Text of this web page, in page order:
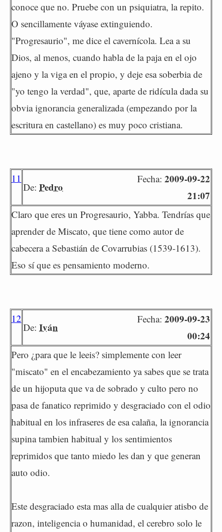
conoce que no. Pruebe con un psiquiatra, la repito.
O sencillamente váyase extinguiendo.
"Progresaurio", me dice el cavernícola. Lea a su
Dios, al menos, cuando habla de la paja en el ojo
ajeno y la viga en el propio, y deje esa soberbia de
"yo tengo la verdad", que, aparte de ridícula dada su
obvia ignorancia generalizada (empezando por la
escritura en castellano) es muy poco cristiana.
11
De: Pedro
Fecha: 2009-09-22
21:07
Claro que eres un Progresaurio, Yabba. Tendrías que
aprender de Miscato, que tiene como autor de
cabecera a Sebastián de Covarrubias (1539-1613).
Eso sí que es pensamiento moderno.
12
De: Iván
Fecha: 2009-09-23
00:24
Pero ¿para que le leeis? simplemente con leer
"miscato" en el encabezamiento ya sabes que se trata
de un hijoputa que va de sobrado y culto pero no
pasa de fanatico reprimido y desgraciado con el odio
habitual en los infraseres de esa calaña, la ignorancia
supina tambien habitual y los sentimientos
reprimidos que tanto miedo les dan y que generan
auto odio.
Este desgraciado esta mas alla de cualquier atisbo de
razon, inteligencia o humanidad, el cerebro solo le